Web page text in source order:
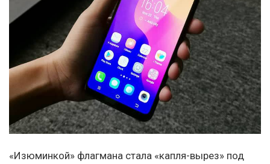
«Изюминкой» флагмана стала «капля-вырез» под